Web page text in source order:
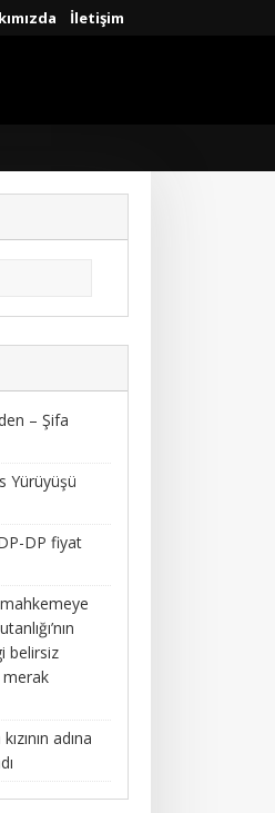
İletişim
– Şifa
Yürüyüşü
DP fiyat
belirsiz
adına